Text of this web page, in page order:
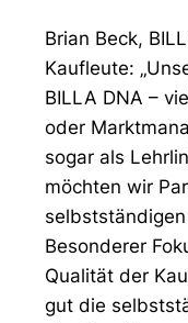
Brian Beck,
Kaufleute:
BILLA DNA –
oder
sogar als
möchten wir
Besonderer
Qualität der
gut die